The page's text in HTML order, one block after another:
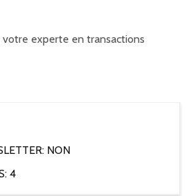
votre experte en transactions
NON
4